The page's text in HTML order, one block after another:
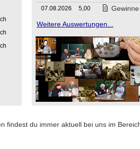
07.08.2026
5,00 Gewinne
Weitere Auswertungen...
findest du immer aktuell bei uns im